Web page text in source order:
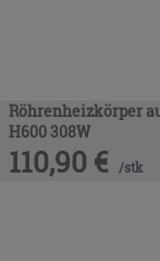
Röhrenheizkörper
H600 308W
110,90 € /stk